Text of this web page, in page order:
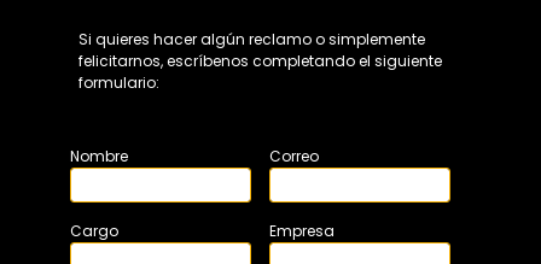
Si quieres hacer algún reclamo o simplemente
felicitarnos, escríbenos completando el siguiente
formulario:
Nombre Correo
Cargo Empresa